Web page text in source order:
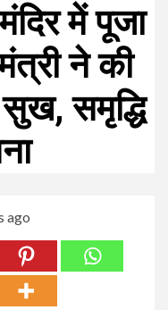
मंदिर में पूजा
ने की
समृद्धि
ago